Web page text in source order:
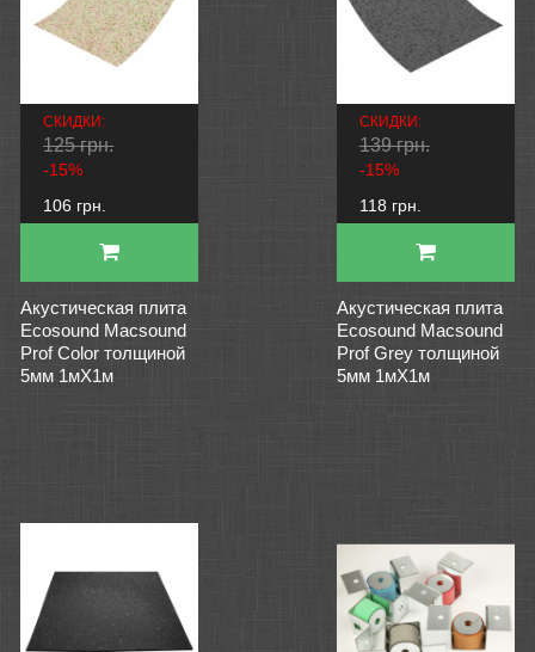
СКИДКИ:
125 грн.
-15%
106 грн.
Акустическая плита
Ecosound Macsound
Prof Color толщиной
5мм 1мХ1м
СКИДКИ:
139 грн.
-15%
118 грн.
Акустическая плита
Ecosound Macsound
Prof Grey толщиной
5мм 1мХ1м